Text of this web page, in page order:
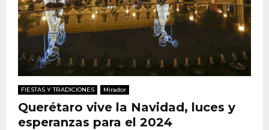
FIESTAS Y TRADICIONES Mirador
Querétaro vive la Navidad, luces y
esperanzas para el 2024